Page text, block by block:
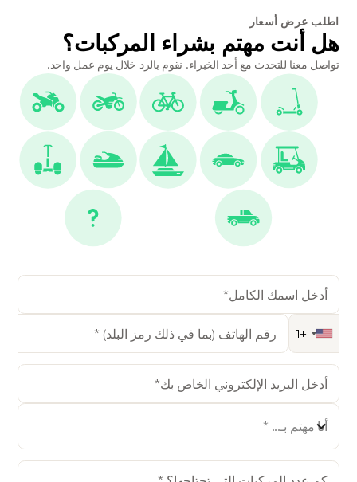
اطلب عرض أسعار
هل أنت مهتم بشراء المركبات؟
تواصل معنا للتحدث مع أحد الخبراء. نقوم بالرد خلال يوم عمل واحد.
أنا مهتم بـ... *